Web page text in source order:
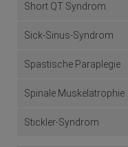
Short QT Syndrom
Sick-Sinus-Syndrom
Spastische Paraplegie
Spinale Muskelatrophie
Stickler-Syndrom